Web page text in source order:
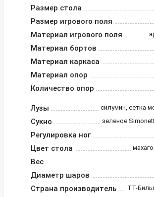
Размер стола
Размер игрового поля
Материал игрового поля
Материал бортов
Материал каркаса
Материал опор
Количество опор
Лузы силумин, сетка
Сукно зеленое
Регулировка ног
Цвет стола
Вес
Диаметр шаров
Страна производитель ТТ-